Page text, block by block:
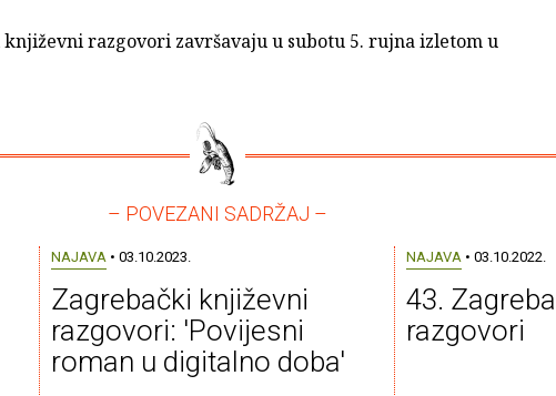
književni razgovori završavaju u subotu 5. rujna izletom u
– POVEZANI SADRŽAJ –
NAJAVA • 03.10.2023.
Zagrebački književni
razgovori: 'Povijesni
roman u digitalno doba'
NAJAVA • 03.10.2022.
43.
razgovori